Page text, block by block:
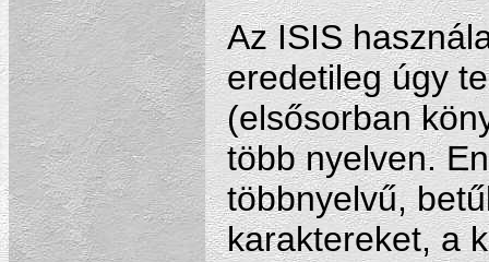
Az ISIS
eredetileg úgy
(elsősorban
több nyelven.
többnyelvű,
karaktereket, a